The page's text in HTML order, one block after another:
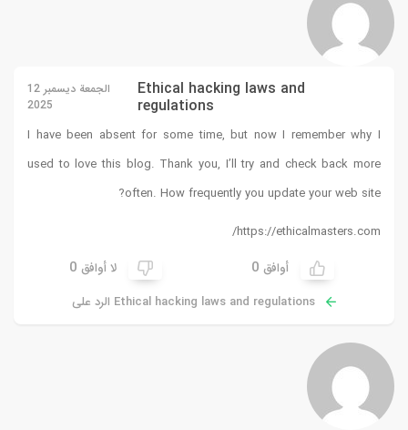
Ethical hacking laws and
regulations
الجمعة ديسمبر 12
2025
I have been absent for some time, but now I remember why I
used to love this blog. Thank you, I’ll try and check back more
often. How frequently you update your web site?
https://ethicalmasters.com/
أوافق 0 لا أوافق 0
Ethical hacking laws and regulations الرد على